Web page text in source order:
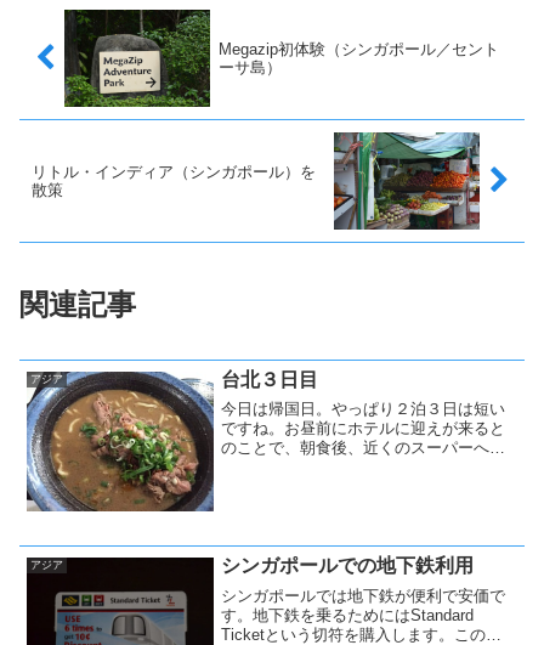
Megazip初体験（シンガポール／セント
ーサ島）
リトル・インディア（シンガポール）を
散策
関連記事
アジア 台北３日目
今日は帰国日。やっぱり２泊３日は短い
ですね。お昼前にホテルに迎えが来ると
のことで、朝食後、近くのスーパーへお
アジア シンガポールでの地下鉄利用
シンガポールでは地下鉄が便利で安価で
す。地下鉄を乗るためにはStandard
Ticketという切符を購入します。このチ